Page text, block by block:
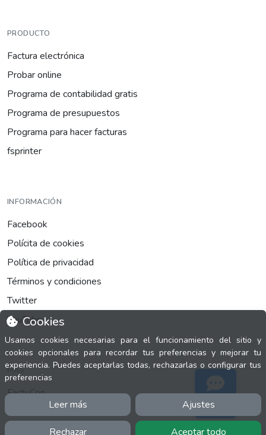
Cookies
Usamos cookies necesarias para el funcionamiento del sitio y
cookies opcionales para recordar tus preferencias y mejorar tu
experiencia. Puedes aceptarlas todas, rechazarlas o configurar tus
preferencias
Leer más Ajustes
Rechazar Aceptar todo
PRODUCTO
Factura electrónica
Probar online
Programa de contabilidad gratis
Programa de presupuestos
Programa para hacer facturas
fsprinter
INFORMACIÓN
Facebook
Polícita de cookies
Política de privacidad
Términos y condiciones
Twitter
YouTube
MÁS
FactuCon
Normativa de facturación
Programa de Partners
Soporte